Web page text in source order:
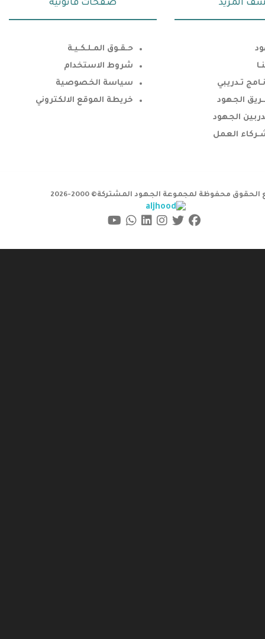
صفحات قانونية
حـقـوق المـلـكـيـة
شروط الاستخدام
سياسة الخصوصية
خريطة الموقع الالكتروني
المزيد
تـدريبي
الجهود
الجهود
العمل
محفوظة لمجموعة الجهود المشتركة© 2000-2026